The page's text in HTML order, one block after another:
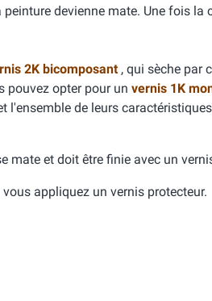
devienne mate. Une fois la
2K bicomposant , qui sèche par
pouvez opter pour un vernis 1K
de leurs
mate et doit être finie avec un
appliquez un vernis protecteur.